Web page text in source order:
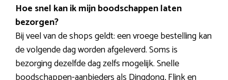
Hoe snel kan ik mijn boodschappen laten
bezorgen?
Bij veel van de shops geldt: een vroege bestelling kan
de volgende dag worden afgeleverd. Soms is
bezorging dezelfde dag zelfs mogelijk. Snelle